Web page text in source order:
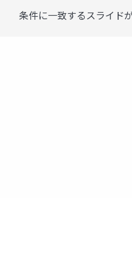
条件に一致するスライド